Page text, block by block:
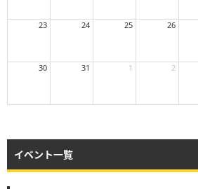
23 24 25 26
30 31 1 2
イベント一覧